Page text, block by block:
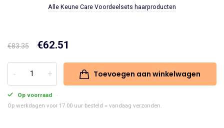
Alle Keune Care Voordeelsets haarproducten
€83.35
Oorspronkelijke
prijs
was:
€83.35.
€62.51
prijs
is:
€62.51.
Keune
Care
Toevoegen aan winkelwagen
Op voorraad
Op werkdagen voor 17.00 uur besteld = vandaag verzonden.